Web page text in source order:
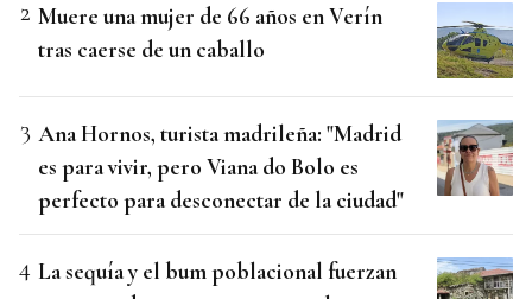
Muere una mujer de 66 años en Verín
tras caerse de un caballo
Ana Hornos, turista madrileña: "Madrid
es para vivir, pero Viana do Bolo es
perfecto para desconectar de la ciudad"
La sequía y el bum poblacional fuerzan